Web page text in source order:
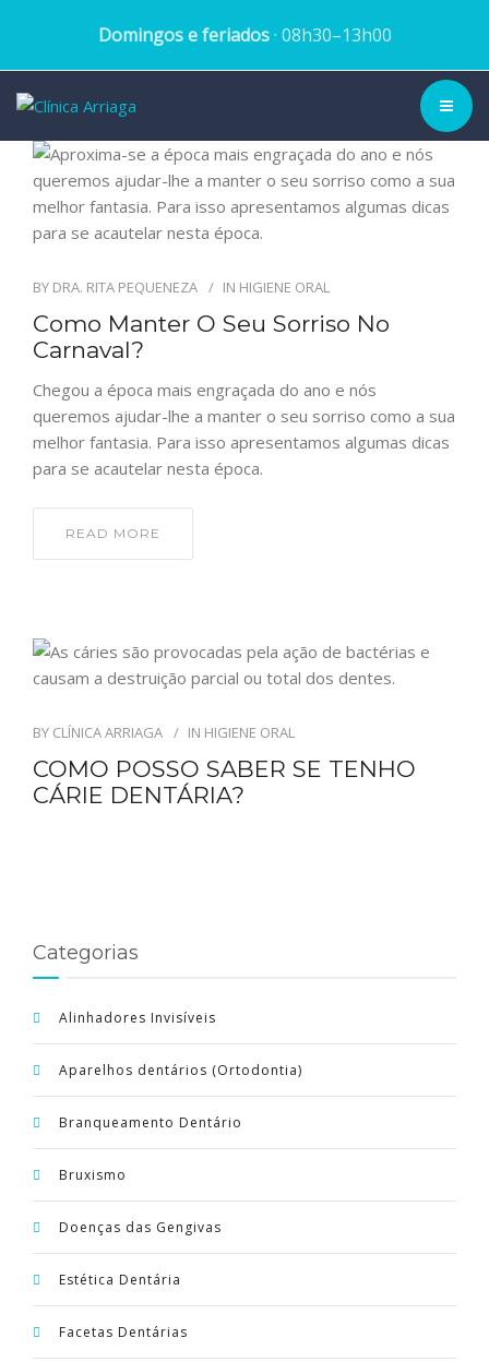
Domingos e feriados· 08h30–13h00
CLÍNICA ▾
TRATAMENTOS
CASOS CLÍNICOS
BLOG
PORTUGUÊS
BY DRA. RITA PEQUENEZA IN HIGIENE ORAL
Como Manter O Seu Sorriso No
Carnaval?
Chegou a época mais engraçada do ano e nós
queremos ajudar-lhe a manter o seu sorriso como a sua
melhor fantasia. Para isso apresentamos algumas dicas
para se acautelar nesta época.
READ MORE
BY CLÍNICA ARRIAGA IN HIGIENE ORAL
COMO POSSO SABER SE TENHO
CÁRIE DENTÁRIA?
Categorias
Alinhadores Invisíveis
Aparelhos dentários (Ortodontia)
Branqueamento Dentário
Bruxismo
Doenças das Gengivas
Estética Dentária
Facetas Dentárias